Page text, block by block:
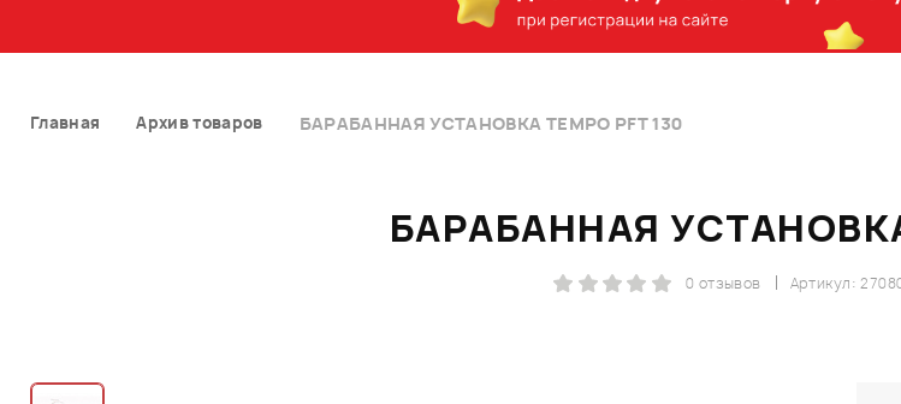
Главная Архив товаров БАРАБАННАЯ УСТАНОВКА TEMPO PFT 130
БАРАБАННАЯ УСТАНОВКА
Артикул:
0 отзывов